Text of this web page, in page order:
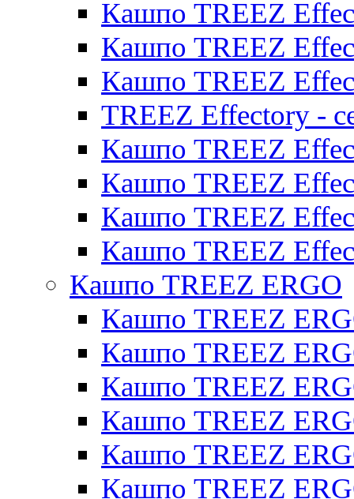
Кашпо TREEZ
Кашпо TREEZ
Кашпо TREEZ
TREEZ Effectory -
Кашпо TREEZ
Кашпо TREEZ
Кашпо TREEZ
Кашпо TREEZ
Кашпо TREEZ ERGO
Кашпо TREEZ
Кашпо TREEZ
Кашпо TREEZ
Кашпо TREEZ
Кашпо TREEZ
Кашпо TREEZ